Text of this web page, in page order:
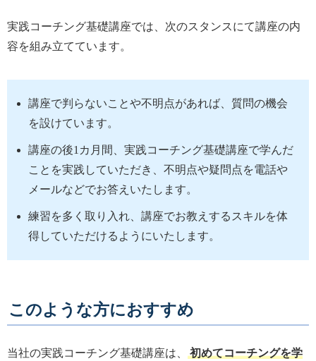
実践コーチング基礎講座では、次のスタンスにて講座の内
容を組み立てています。
講座で判らないことや不明点があれば、質問の機会
を設けています。
講座の後1カ月間、実践コーチング基礎講座で学んだ
ことを実践していただき、不明点や疑問点を電話や
メールなどでお答えいたします。
練習を多く取り入れ、講座でお教えするスキルを体
得していただけるようにいたします。
このような方におすすめ
当社の実践コーチング基礎講座は、
初めてコーチングを学